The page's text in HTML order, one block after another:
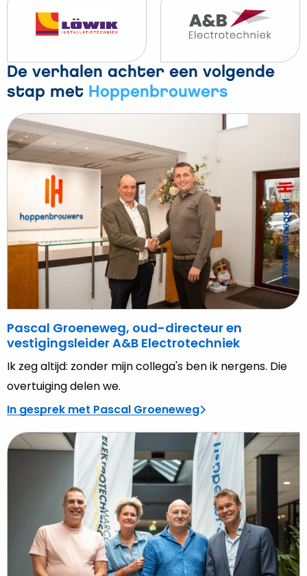
De verhalen achter een volgende
stap met Hoppenbrouwers
Lees
meer
over
Pascal
Groeneweg,
directeur
en
vestigingsleider
Pascal Groeneweg, oud-directeur en
vestigingsleider A&B Electrotechniek
Ik zeg altijd: zonder mijn collega's ben ik nergens. Die
overtuiging delen we.
In gesprek met Pascal Groeneweg
Lees
meer
Karen
Blanken,